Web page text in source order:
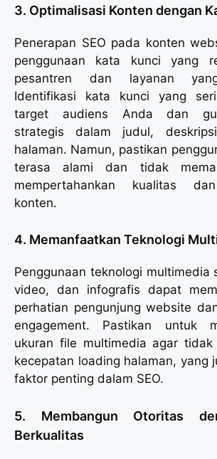
3. Optimalisasi Konten dengan
Penerapan SEO pada konten
penggunaan kata kunci yang
pesantren dan layanan
Identifikasi kata kunci yang
target audiens Anda dan
strategis dalam judul,
halaman. Namun, pastikan
terasa alami dan tidak
mempertahankan kualitas
konten.
4. Memanfaatkan Teknologi
Penggunaan teknologi multimedia
video, dan infografis dapat
perhatian pengunjung website
engagement. Pastikan untuk
ukuran file multimedia agar tidak
kecepatan loading halaman, yang
faktor penting dalam SEO.
5. Membangun Otoritas
Berkualitas